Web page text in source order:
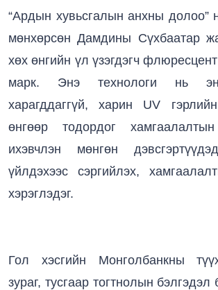
“Ардын хувьсгалын анхны долоо”
мөнхөрсөн Дамдины Сүхбаатар
хөх өнгийн үл үзэгдэгч
марк. Энэ технологи нь
харагддаггүй, харин UV
өнгөөр тодордог
ихэвчлэн мөнгөн
үйлдэхээс сэргийлэх,
хэрэглэдэг.
Гол хэсгийн Монголбанкны
зураг, тусгаар тогтнолын бэлгэдэл